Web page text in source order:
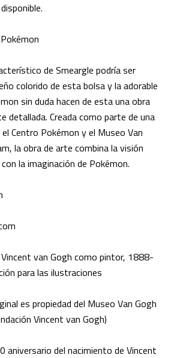
de Smeargle podría ser
colorido de esta bolsa y la adorable
sin duda hacen de esta una obra
detallada. Creada como parte de una
Centro Pokémon y el Museo Van
la obra de arte combina la visión
la imaginación de Pokémon.
van Gogh como pintor, 1888-
para las ilustraciones
es propiedad del Museo Van Gogh
Vincent van Gogh)
aniversario del nacimiento de Vincent